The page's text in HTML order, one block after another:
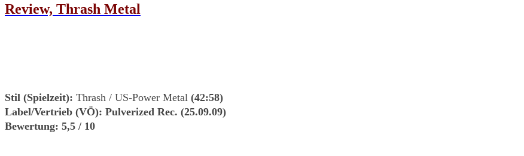
Review, Thrash Metal
Stil (Spielzeit): Thrash / US-Power Metal (42:58)
Label/Vertrieb (VÖ): Pulverized Rec. (25.09.09)
Bewertung: 5,5 / 10